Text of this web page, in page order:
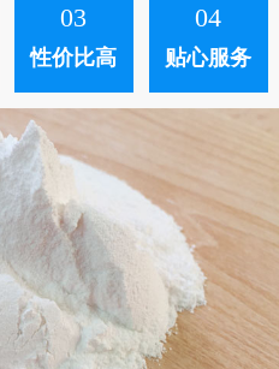
03
性价比高
04
贴心服务